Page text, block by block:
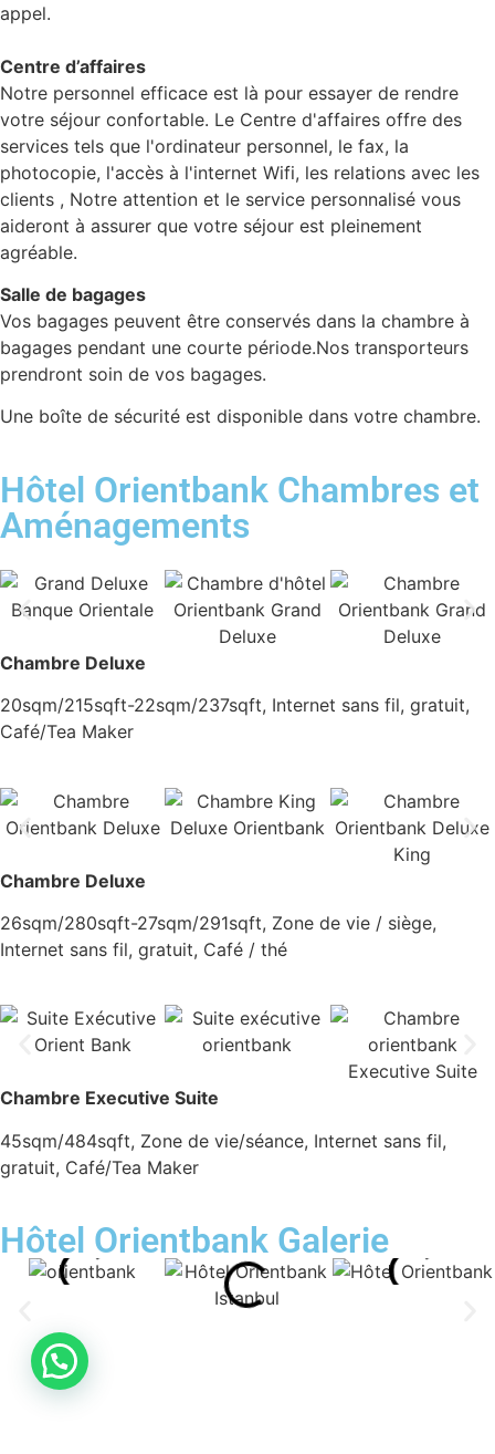
appel.
Centre d’affaires
Notre personnel efficace est là pour essayer de rendre
votre séjour confortable. Le Centre d'affaires offre des
services tels que l'ordinateur personnel, le fax, la
photocopie, l'accès à l'internet Wifi, les relations avec les
clients , Notre attention et le service personnalisé vous
aideront à assurer que votre séjour est pleinement
agréable.
Salle de bagages
Vos bagages peuvent être conservés dans la chambre à
bagages pendant une courte période.Nos transporteurs
prendront soin de vos bagages.
Une boîte de sécurité est disponible dans votre chambre.
Hôtel Orientbank Chambres et
Aménagements
Chambre Deluxe
20sqm/215sqft-22sqm/237sqft, Internet sans fil, gratuit,
Café/Tea Maker
Chambre Deluxe
26sqm/280sqft-27sqm/291sqft, Zone de vie / siège,
Internet sans fil, gratuit, Café / thé
Chambre Executive Suite
45sqm/484sqft, Zone de vie/séance, Internet sans fil,
gratuit, Café/Tea Maker
Hôtel Orientbank Galerie